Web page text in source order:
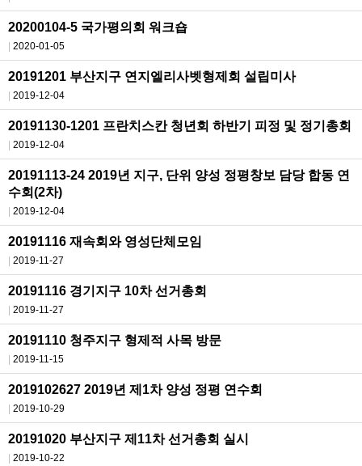
20200104-5 국가평의회 워크숍
2020-01-05
20191201 부산지구 연지엘리사벳형제회 설립미사
2019-12-04
20191130-1201 프란치스칸 청년회 하반기 피정 및 정기총회
2019-12-04
20191113-24 2019년 지구, 단위 양성 정평창보 담당 합동 연
수회(2차)
2019-12-04
20191116 재속회와 영성단체모임
2019-11-27
20191116 경기지구 10차 선거총회
2019-11-27
20191110 청주지구 형제적 사목 방문
2019-11-15
2019102627 2019년 제1차 양성 정평 연수회
2019-10-29
20191020 부산지구 제11차 선거총회 실시
2019-10-22